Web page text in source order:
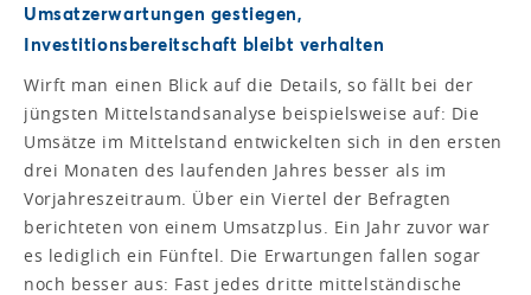
Umsatzerwartungen gestiegen,
Investitionsbereitschaft bleibt verhalten
Wirft man einen Blick auf die Details, so fällt bei der
jüngsten Mittelstandsanalyse beispielsweise auf: Die
Umsätze im Mittelstand entwickelten sich in den ersten
drei Monaten des laufenden Jahres besser als im
Vorjahreszeitraum. Über ein Viertel der Befragten
berichteten von einem Umsatzplus. Ein Jahr zuvor war
es lediglich ein Fünftel. Die Erwartungen fallen sogar
noch besser aus: Fast jedes dritte mittelständische